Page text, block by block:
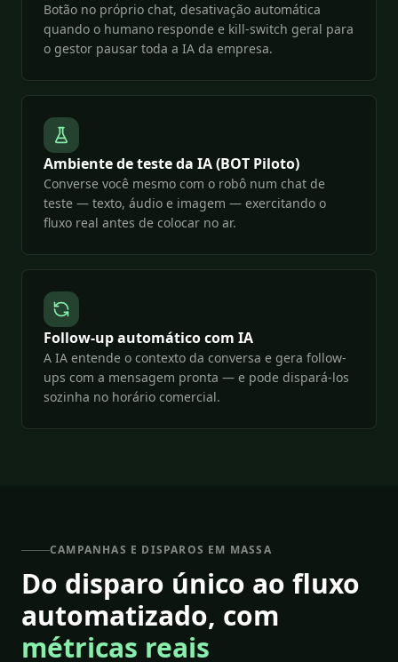
Botão no próprio chat, desativação automática
quando o humano responde e kill-switch geral para
o gestor pausar toda a IA da empresa.
Ambiente de teste da IA (BOT Piloto)
Converse você mesmo com o robô num chat de
teste — texto, áudio e imagem — exercitando o
fluxo real antes de colocar no ar.
Follow-up automático com IA
A IA entende o contexto da conversa e gera follow-
ups com a mensagem pronta — e pode dispará-los
sozinha no horário comercial.
CAMPANHAS E DISPAROS EM MASSA
Do disparo único ao fluxo
automatizado, com
métricas reais